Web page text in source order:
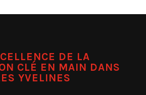
DE LA
CLÉ EN MAIN DANS
YVELINES